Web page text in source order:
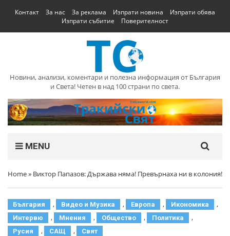
Контакт За нас За реклама Изпрати новина
Изпрати обява
Изпрати събитие
Поверителност
Новини, анализи, коментари и полезна информация от България
и Света! Четен в над 100 страни по света.
MENU
Home» Виктор Папазов: Държава няма! Превърнаха ни в колония!
България , Видео и Музика , Европа , Икономика ,
Интервю , Мнения , Общество , Политика ,
Русия , САЩ , Свят